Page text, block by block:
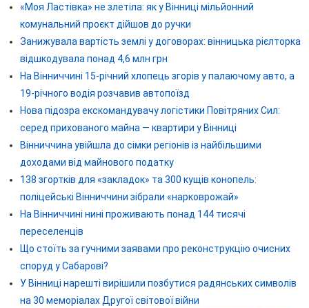
«Моя Ластівка» не злетіла: як у Вінниці мільйонний
комунальний проєкт дійшов до ручки
Занижувала вартість землі у договорах: вінницька рієлторка
відшкодувала понад 4,6 млн грн
На Вінниччині 15-річний хлопець згорів у палаючому авто, а
19-річного водія розчавив автопоїзд
Нова підозра екскомандувачу логістики Повітряних Сил:
серед прихованого майна — квартири у Вінниці
Вінниччина увійшла до сімки регіонів із найбільшими
доходами від майнового податку
138 згортків для «закладок» та 300 кущів конопель:
поліцейські Вінниччини зібрали «нарковрожай»
На Вінниччині нині проживають понад 144 тисячі
переселенців
Що стоїть за гучними заявами про реконструкцію очисних
споруд у Сабарові?
У Вінниці нарешті вирішили позбутися радянських символів
на 30 меморіалах Другої світової війни